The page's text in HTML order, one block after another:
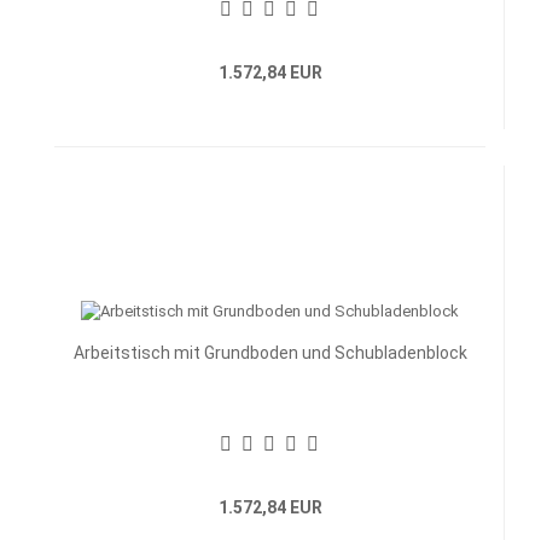
1.572,84 EUR
Arbeitstisch mit Grundboden und Schubladenblock
1.572,84 EUR